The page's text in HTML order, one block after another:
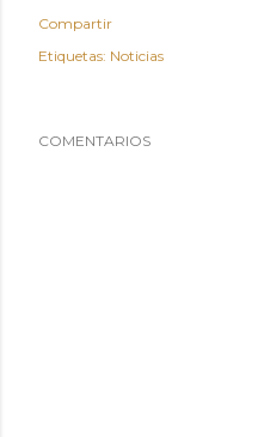
Compartir
Etiquetas: Noticias
COMENTARIOS